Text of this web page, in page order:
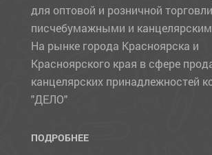
для оптовой и розничной торговли
писчебумажными и
На рынке города Красноярска и
Красноярского края в сфере
канцелярских принадлежностей
"ДЕЛО"
ПОДРОБНЕЕ